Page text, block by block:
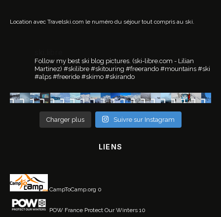
Location avec Travelski.com le numéro du séjour tout compris au ski.
Follow my best ski blog pictures. (ski-libre.com - Lilian
Martinez) #skilibre #skitouring #freerando #mountains #ski
#alps #freeride #skimo #skirando
Charger plus Suivre sur Instagram
LIENS
CampToCamp.org 0
POW France Protect Our Winters 10